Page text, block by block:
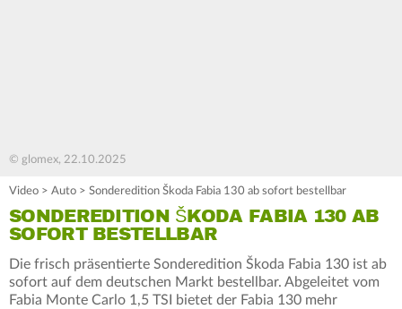
© glomex, 22.10.2025
Video > Auto > Sonderedition Škoda Fabia 130 ab sofort bestellbar
SONDEREDITION ŠKODA FABIA 130 AB
SOFORT BESTELLBAR
Die frisch präsentierte Sonderedition Škoda Fabia 130 ist ab
sofort auf dem deutschen Markt bestellbar. Abgeleitet vom
Fabia Monte Carlo 1,5 TSI bietet der Fabia 130 mehr